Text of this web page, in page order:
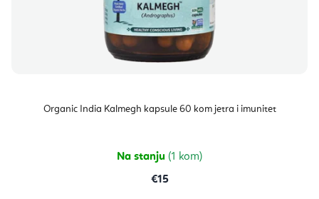
Organic India Kalmegh kapsule 60 kom jetra i imunitet
Na stanju (1 kom)
€15